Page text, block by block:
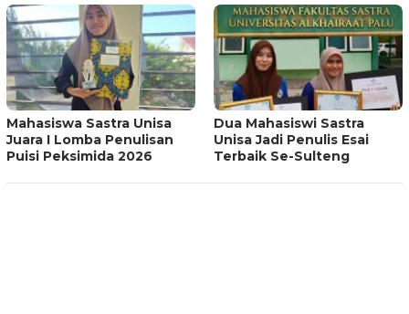
Mahasiswa Sastra Unisa
Juara I Lomba Penulisan
Puisi Peksimida 2026
Dua Mahasiswi Sastra
Unisa Jadi Penulis Esai
Terbaik Se-Sulteng